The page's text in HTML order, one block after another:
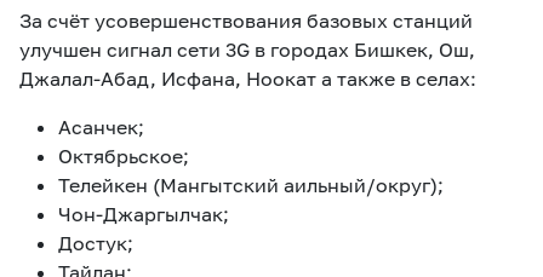
За счёт усовершенствования базовых станций
улучшен сигнал сети 3G в городах Бишкек, Ош,
Джалал-Абад, Исфана, Ноокат а также в селах:
Асанчек;
Октябрьское;
Телейкен (Мангытский аильный/округ);
Чон-Джаргылчак;
Достук;
Тайлан;